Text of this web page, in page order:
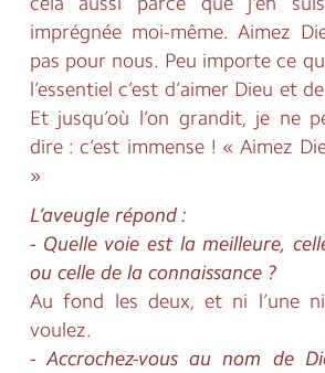
imprégnée moi-même. Aimez
pas pour nous. Peu importe ce
l’essentiel c’est d’aimer Dieu et
Et jusqu’où l’on grandit, je ne
dire : c’est immense ! « Aimez
»
L’aveugle répond :
- Quelle voie est la meilleure,
ou celle de la connaissance ?
Au fond les deux, et ni l’une
voulez.
- Accrochez-vous au nom de